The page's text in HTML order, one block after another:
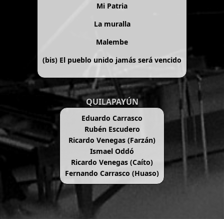
Mi Patria
La muralla
Malembe
(bis) El pueblo unido jamás será vencido
QUILAPAYÚN
Eduardo Carrasco
Rubén Escudero
Ricardo Venegas (Farzán)
Ismael Oddó
Ricardo Venegas (Caíto)
Fernando Carrasco (Huaso)